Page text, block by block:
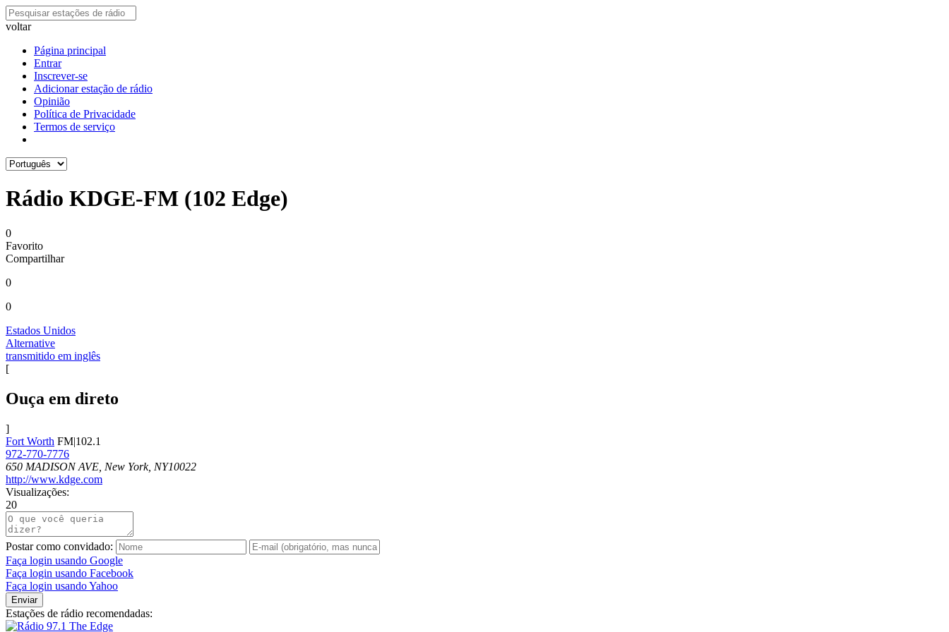
voltar
Página principal
Entrar
Inscrever-se
Adicionar estação de rádio
Opinião
Política de Privacidade
Termos de serviço
Rádio KDGE-FM (102 Edge)
0
Favorito
Compartilhar
0
0
Estados Unidos
Alternative
transmitido em inglês
[
Ouça em direto
]
Fort Worth FM|102.1
972-770-7776
650 MADISON AVE, New York, NY10022
http://www.kdge.com
Visualizações:
20
Postar como convidado:
Faça login usando Google
Faça login usando Facebook
Faça login usando Yahoo
Enviar
Estações de rádio recomendadas: